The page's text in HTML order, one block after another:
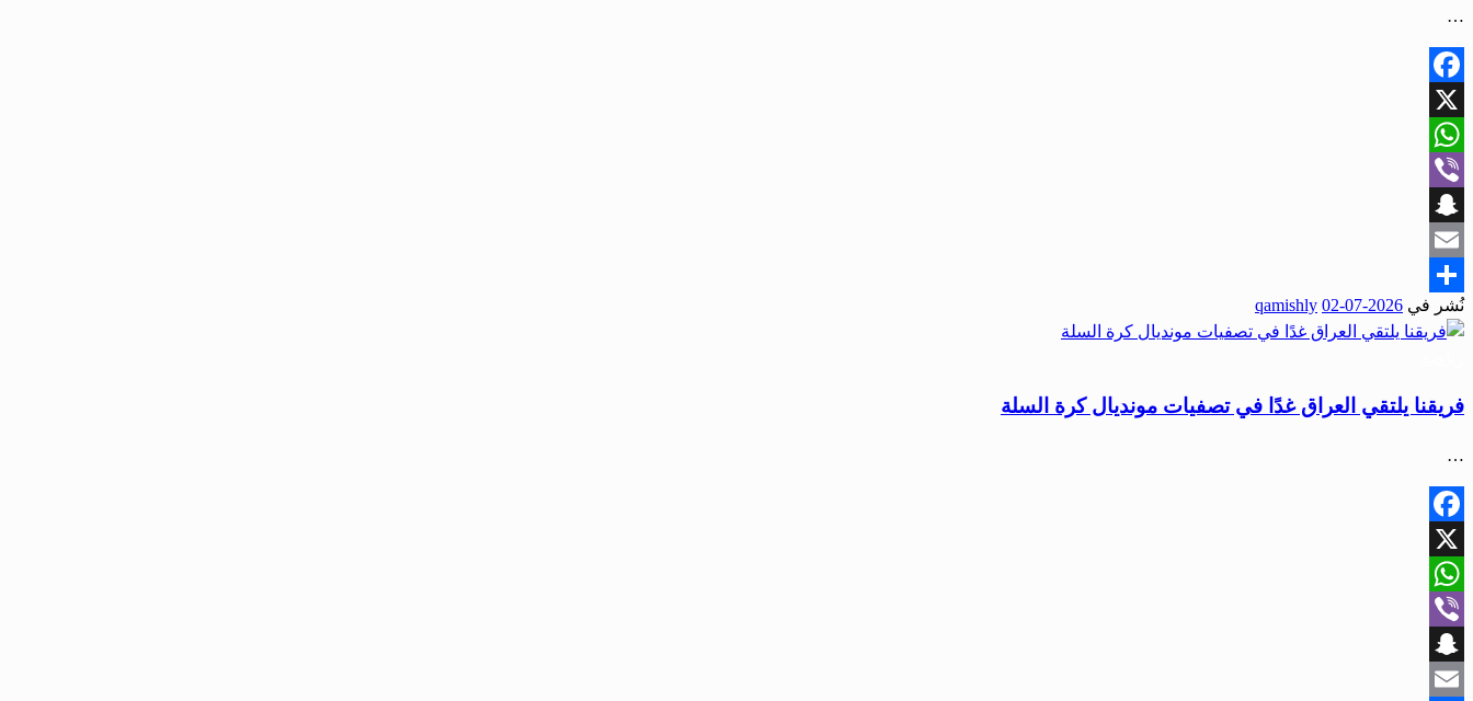
…
Facebook
X
WhatsApp
Viber
Snapchat
Email
Share
نُشر في 2026-07-02
qamishly
فريقنا يلتقي العراق غدًا في تصفيات مونديال كرة السلة
…
Facebook
X
WhatsApp
Viber
Snapchat